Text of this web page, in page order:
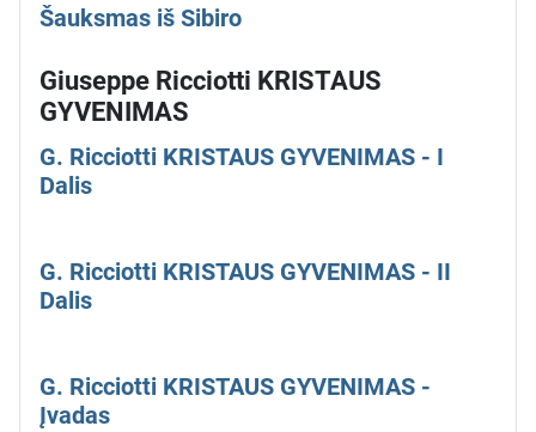
Šauksmas iš Sibiro
Giuseppe Ricciotti KRISTAUS
GYVENIMAS
G. Ricciotti KRISTAUS GYVENIMAS - I
Dalis
G. Ricciotti KRISTAUS GYVENIMAS - II
Dalis
G. Ricciotti KRISTAUS GYVENIMAS -
Įvadas